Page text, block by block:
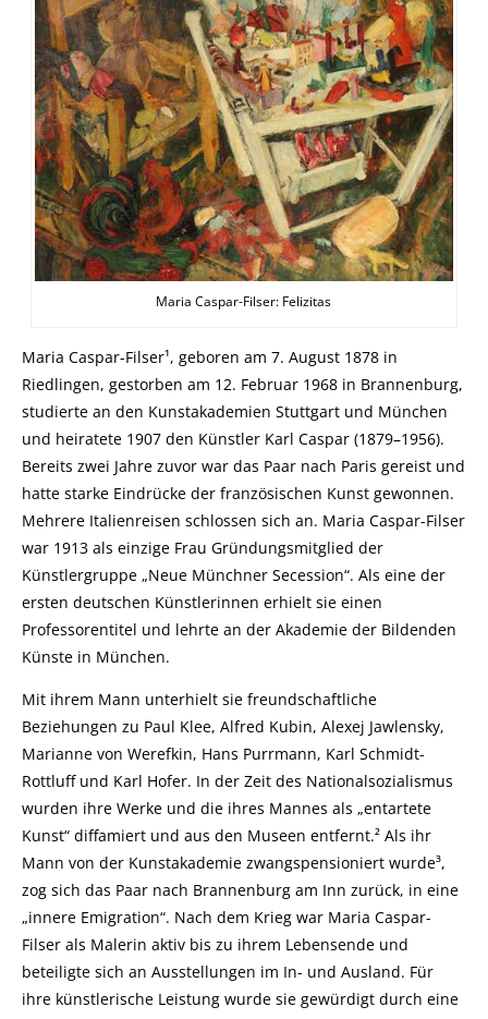
Maria Caspar-Filser: Felizitas
Maria Caspar-Filser¹, geboren am 7. August 1878 in
Riedlingen, gestorben am 12. Februar 1968 in Brannenburg,
studierte an den Kunstakademien Stuttgart und München
und heiratete 1907 den Künstler Karl Caspar (1879–1956).
Bereits zwei Jahre zuvor war das Paar nach Paris gereist und
hatte starke Eindrücke der französischen Kunst gewonnen.
Mehrere Italienreisen schlossen sich an. Maria Caspar-Filser
war 1913 als einzige Frau Gründungsmitglied der
Künstlergruppe „Neue Münchner Secession“. Als eine der
ersten deutschen Künstlerinnen erhielt sie einen
Professorentitel und lehrte an der Akademie der Bildenden
Künste in München.
Mit ihrem Mann unterhielt sie freundschaftliche
Beziehungen zu Paul Klee, Alfred Kubin, Alexej Jawlensky,
Marianne von Werefkin, Hans Purrmann, Karl Schmidt-
Rottluff und Karl Hofer. In der Zeit des Nationalsozialismus
wurden ihre Werke und die ihres Mannes als „entartete
Kunst“ diffamiert und aus den Museen entfernt.² Als ihr
Mann von der Kunstakademie zwangspensioniert wurde³,
zog sich das Paar nach Brannenburg am Inn zurück, in eine
„innere Emigration“. Nach dem Krieg war Maria Caspar-
Filser als Malerin aktiv bis zu ihrem Lebensende und
beteiligte sich an Ausstellungen im In- und Ausland. Für
ihre künstlerische Leistung wurde sie gewürdigt durch eine